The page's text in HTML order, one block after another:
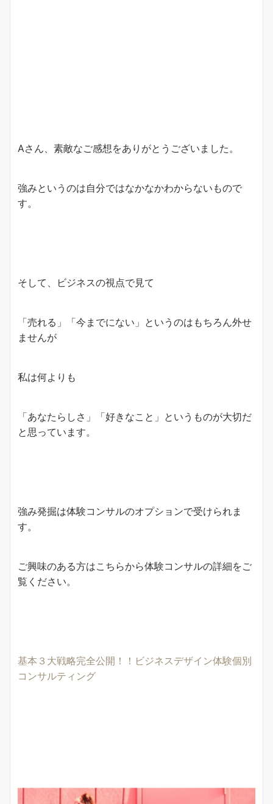
Aさん、素敵なご感想をありがとうございました。
強みというのは自分ではなかなかわからないもので
す。
そして、ビジネスの視点で見て
「売れる」「今までにない」というのはもちろん外せ
ませんが
私は何よりも
「あなたらしさ」「好きなこと」というものが大切だ
と思っています。
強み発掘は体験コンサルのオプションで受けられま
す。
ご興味のある方はこちらから体験コンサルの詳細をご
覧ください。
基本３大戦略完全公開！！ビジネスデザイン体験個別
コンサルティング